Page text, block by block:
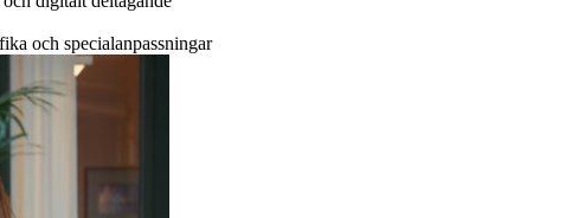
och specialanpassningar